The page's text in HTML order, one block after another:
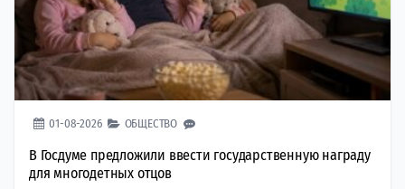
01-08-2026 ОБЩЕСТВО
В Госдуме предложили ввести государственную награду
для многодетных отцов